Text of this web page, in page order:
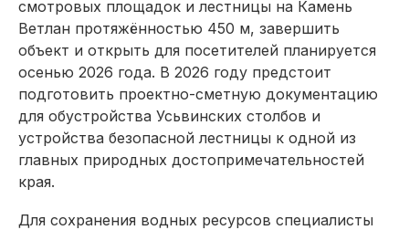
смотровых площадок и лестницы на Камень
Ветлан протяжённостью 450 м, завершить
объект и открыть для посетителей планируется
осенью 2026 года. В 2026 году предстоит
подготовить проектно-сметную документацию
для обустройства Усьвинских столбов и
устройства безопасной лестницы к одной из
главных природных достопримечательностей
края.
Для сохранения водных ресурсов специалисты